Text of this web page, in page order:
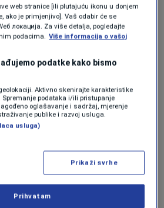
Oglas
MIŠLJENJE O OVOME?
ili pročitaj komentare
web stranice [ili plutajuću ikonu u donjem
ako je primjenjivo]. Vaš odabir će se
локација. Za više detalja, pogledajte
podacima. Više informacija o vašoj
podatke kako bismo
Aktivno skenirajte karakteristike
podataka i/ili pristupanje
oglašavanje i sadržaj, mjerenje
publike i razvoj usluga.
usluga)
Prikaži svrhe
Prihvatam